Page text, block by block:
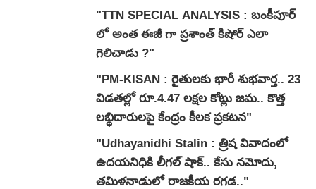
"TTN SPECIAL ANALYSIS : బంకీపూర్
లో అంత ఈజీ గా ప్రశాంత్ కిషోర్ ఎలా
గెలిచాడు ?"
"PM-KISAN : రైతులకు భారీ శుభవార్త.. 23
విడతల్లో రూ.4.47 లక్షల కోట్లు జమ.. కొత్త
లబ్ధిదారులపై కేంద్రం కీలక ప్రకటన"
"Udhayanidhi Stalin : త్రిష వివాదంలో
ఉదయనిధికి లీగల్ షాక్.. కేసు నమోదు,
తమిళనాడులో రాజకీయ రగడ.."